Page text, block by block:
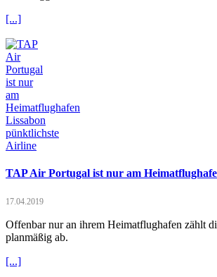
[...]
TAP Air Portugal ist nur am
17.04.2019
Offenbar nur an ihrem Heimatflughafen zählt
planmäßig ab.
[...]